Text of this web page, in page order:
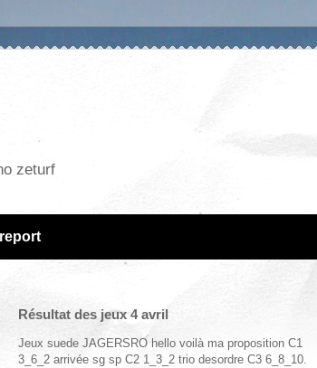
zeturf
report
Résultat des jeux 4 avril
Jeux suede JAGERSRO hello voilà ma proposition C1
3_6_2 arrivée sg sp C2 1_3_2 trio desordre C3 6_8_10.